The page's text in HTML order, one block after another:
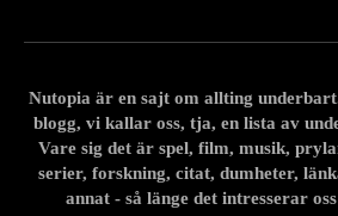
Nutopia är en sajt om allting
blogg, vi kallar oss, tja, en lista av
Vare sig det är spel, film, musik,
serier, forskning, citat, dumheter,
annat - så länge det intresserar